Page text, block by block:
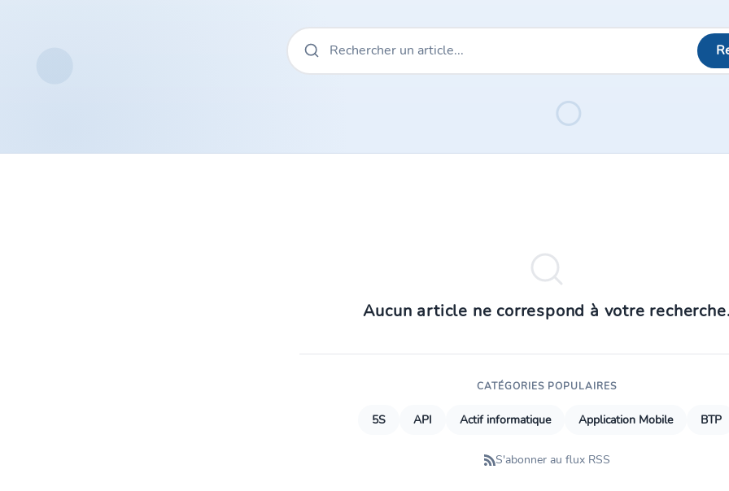
Aucun article ne correspond à votre
CATÉGORIES POPULAIRES
5S API Actif informatique Application Mobile BTP
S'abonner au flux RSS